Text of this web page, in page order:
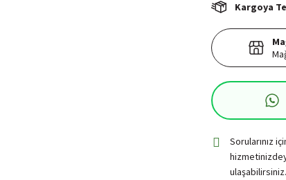
Kargoya
Sorularınız
ulaşabilirsiniz.